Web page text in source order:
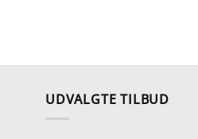
UDVALGTE TILBUD